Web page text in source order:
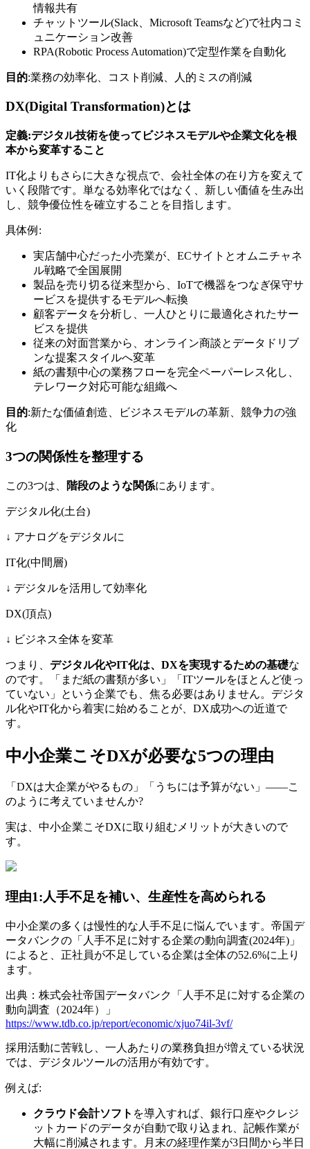
情報共有
チャットツール(Slack、Microsoft Teamsなど)で社内コミ
ュニケーション改善
RPA(Robotic Process Automation)で定型作業を自動化
目的:業務の効率化、コスト削減、人的ミスの削減
DX(Digital Transformation)とは
定義:デジタル技術を使ってビジネスモデルや企業文化を根
本から変革すること
IT化よりもさらに大きな視点で、会社全体の在り方を変えて
いく段階です。単なる効率化ではなく、新しい価値を生み出
し、競争優位性を確立することを目指します。
具体例:
実店舗中心だった小売業が、ECサイトとオムニチャネ
ル戦略で全国展開
製品を売り切る従来型から、IoTで機器をつなぎ保守サ
ービスを提供するモデルへ転換
顧客データを分析し、一人ひとりに最適化されたサー
ビスを提供
従来の対面営業から、オンライン商談とデータドリブ
ンな提案スタイルへ変革
紙の書類中心の業務フローを完全ペーパーレス化し、
テレワーク対応可能な組織へ
目的:新たな価値創造、ビジネスモデルの革新、競争力の強
化
3つの関係性を整理する
この3つは、 階段のような関係にあります。
デジタル化(土台)
↓ アナログをデジタルに
IT化(中間層)
↓ デジタルを活用して効率化
DX(頂点)
↓ ビジネス全体を変革
つまり、 デジタル化やIT化は、DXを実現するための基礎な
のです。「まだ紙の書類が多い」「ITツールをほとんど使っ
ていない」という企業でも、焦る必要はありません。デジタ
ル化やIT化から着実に始めることが、DX成功への近道で
す。
中小企業こそDXが必要な5つの理由
「DXは大企業がやるもの」「うちには予算がない」――こ
のように考えていませんか?
実は、中小企業こそDXに取り組むメリットが大きいので
す。
理由1:人手不足を補い、生産性を高められる
中小企業の多くは慢性的な人手不足に悩んでいます。帝国デ
ータバンクの「人手不足に対する企業の動向調査(2024年)」
によると、正社員が不足している企業は全体の52.6%に上り
ます。
出典：株式会社帝国データバンク「人手不足に対する企業の
動向調査（2024年）」
https://www.tdb.co.jp/report/economic/xjuo74il-3vf/
採用活動に苦戦し、一人あたりの業務負担が増えている状況
では、デジタルツールの活用が有効です。
例えば:
クラウド会計ソフト を導入すれば、銀行口座やクレジ
ットカードのデータが自動で取り込まれ、記帳作業が
大幅に削減されます。月末の経理作業が3日間から半日